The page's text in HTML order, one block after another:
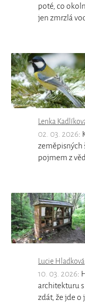
poté, co
jen zmrzlá
Lenka
02. 03. 2026:
zeměpisných
pojmem z
Lucie Hladková
10. 03. 2026:
architekturu
zdát, že jde